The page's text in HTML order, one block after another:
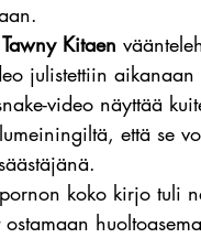
Tawny Kitaen
julistettiin
video näyttää
että se
koko kirjo tuli